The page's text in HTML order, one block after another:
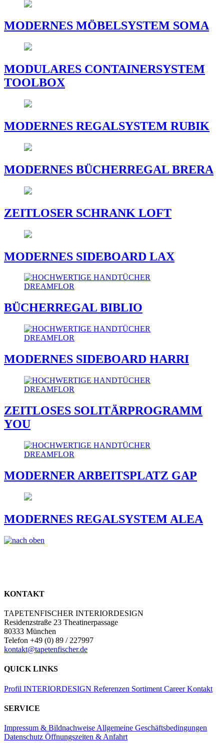
MODERNES MÖBELSYSTEM SOMA
MODULARES CONTAINERSYSTEM
TOOLBOX
MODERNES REGALSYSTEM RUBIK
MODERNES BÜCHERREGAL BRERA
ZEITLOSER SCHRANK LOFT
MODERNES SIDEBOARD LAX
BÜCHERREGAL BIBLIO
MODERNES SIDEBOARD HARRI
ZEITLOSES SOLITÄRPROGRAMM
YOU
MODERNER ARBEITSPLATZ GAP
MODERNES REGALSYSTEM ALEA
KONTAKT
TAPETENFISCHER INTERIORDESIGN
Residenzstraße 23 Theatinerpassage
80333 München
Telefon +49 (0) 89 / 227997
kontakt@tapetenfischer.de
QUICK LINKS
Profil INTERIORDESIGN Referenzen Sortiment CareerKontakt
SERVICE
Impressum & Bildnachweise Allgemeine Geschäftsbedingungen
Datenschutz Öffnungszeiten & Anfahrt